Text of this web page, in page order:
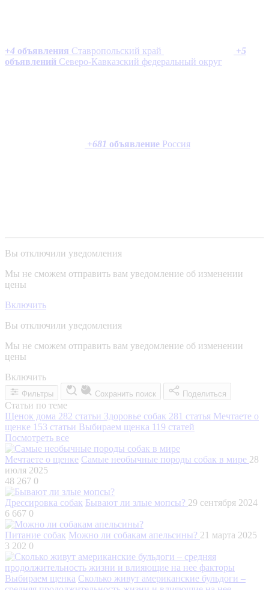
+4 объявления Ставропольский край +5
объявлений Северо-Кавказский федеральный округ
+681 объявление Россия
Вы отключили уведомления
Мы не сможем отправить вам уведомление об изменении
цены
Включить
Вы отключили уведомления
Мы не сможем отправить вам уведомление об изменении
цены
Включить
Фильтры Сохранить поиск Поделиться
Статьи по теме
Щенок дома 282 статьи Здоровье собак 281 статья Мечтаете о
щенке 153 статьи Выбираем щенка 119 статей
Посмотреть все
Мечтаете о щенке Самые необычные породы собак в мире 28
июля 2025
48 267 0
Дрессировка собак Бывают ли злые мопсы? 29 сентября 2024
6 667 0
Питание собак Можно ли собакам апельсины? 21 марта 2025
3 202 0
Выбираем щенка Сколько живут американские бульдоги –